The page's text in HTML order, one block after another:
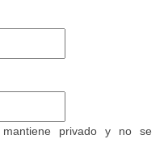
privado y no se